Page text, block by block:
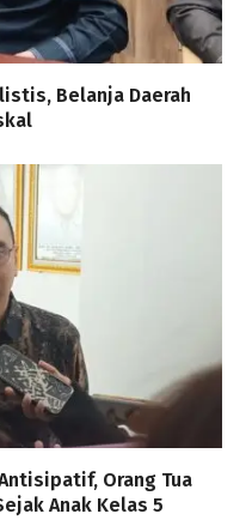
Belanja Daerah
Orang Tua
Anak Kelas 5